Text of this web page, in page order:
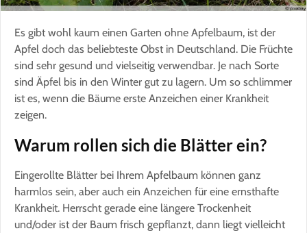
Es gibt wohl kaum einen Garten ohne Apfelbaum, ist der
Apfel doch das beliebteste Obst in Deutschland. Die Früchte
sind sehr gesund und vielseitig verwendbar. Je nach Sorte
sind Äpfel bis in den Winter gut zu lagern. Um so schlimmer
ist es, wenn die Bäume erste Anzeichen einer Krankheit
zeigen.
Warum rollen sich die Blätter ein?
Eingerollte Blätter bei Ihrem Apfelbaum können ganz
harmlos sein, aber auch ein Anzeichen für eine ernsthafte
Krankheit. Herrscht gerade eine längere Trockenheit
und/oder ist der Baum frisch gepflanzt, dann liegt vielleicht